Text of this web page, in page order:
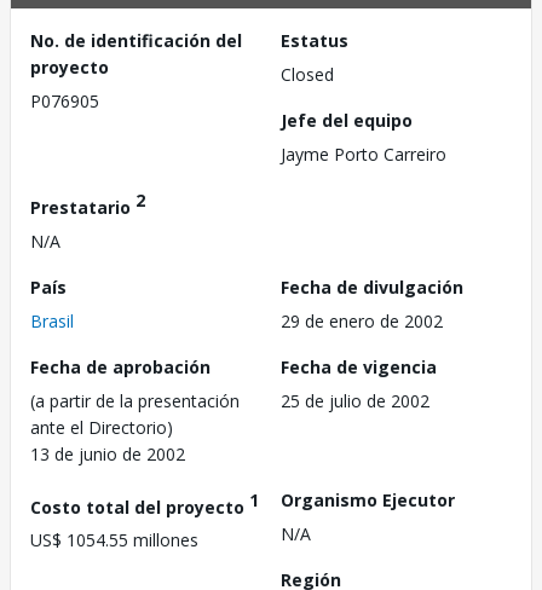
No. de identificación del
proyecto
P076905
Estatus
Closed
Jefe del equipo
Jayme Porto Carreiro
Prestatario 2
N/A
País
Brasil
Fecha de divulgación
29 de enero de 2002
Fecha de aprobación
(a partir de la presentación
ante el Directorio)
13 de junio de 2002
Fecha de vigencia
25 de julio de 2002
Costo total del proyecto 1
US$ 1054.55 millones
Organismo Ejecutor
N/A
Región